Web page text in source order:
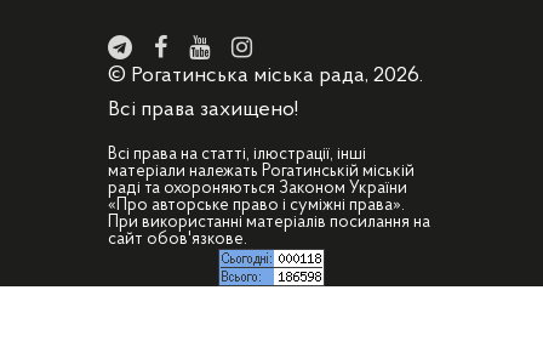
© Рогатинська міська рада, 2026.
Всі права захищено!
Всі права на статті, ілюстрації, інші
матеріали належать Рогатинській міській
раді та охороняються Законом України
«Про авторське право і суміжні права».
При використанні матеріалів посилання на
сайт обов'язкове.